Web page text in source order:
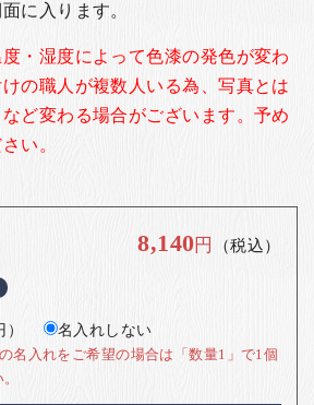
に入ります。
・湿度によって色漆の発色が変わ
の職人が複数人いる為、写真とは
ど変わる場合がございます。予め
い。
8,140円 （税込）
名入れしない
名入れをご希望の場合は「数量1」で1個